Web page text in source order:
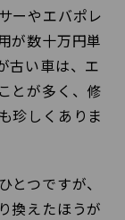
ーやエバポレ
が数十万円単
古い車は、エ
とが多く、修
珍しくありま
つですが、
換えたほうが